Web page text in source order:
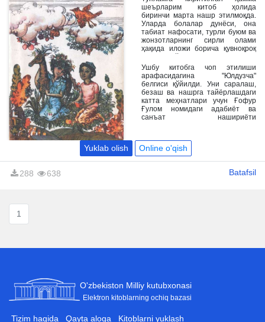
шеърларим китоб ҳолида
биринчи марта нашр этилмоқда.
Уларда болалар дунёси, она
табиат нафосати, турли буюм ва
жонзотларнинг сирли олами
ҳақида иложи борича қувноқроқ
қилдим.
Ушбу китобга чоп этилиши
арафасидагина "Юлдузча"
белгиси қўйилди. Уни саралаш,
безаш ва нашрга тайёрлашдаги
катта меҳнатлари учун Ғофур
Ғулом номидаги адабиёт ва
санъат нашириёти
Yuklab olish Online o'qish
288 638 Batafsil
1
O'zbekiston Milliy kutubxonasi
Elektron kitoblarning ochiq bazasi
Tizim haqida Qayta aloqa Kitoblarni yuklash